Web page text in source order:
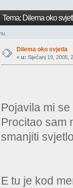
Tema: Dilema oko
Dilema oko svjetla
« u: Siječanj 19, 2005,
Pojavila mi
Procitao sam
smanjiti
E tu je kod